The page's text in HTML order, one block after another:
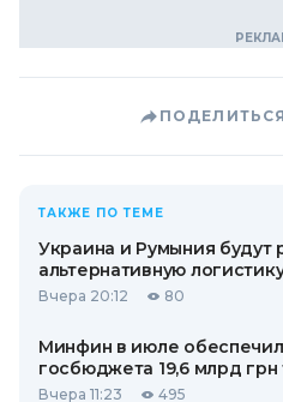
ТАКЖЕ ПО ТЕМЕ
Украина и Румыния будут
альтернативную
Вчера 20:12 80
Минфин в июле
госбюджета 19,6 млрд
Вчера 11:23 495